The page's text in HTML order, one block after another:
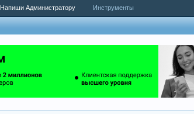
Напиши Администратору Инструменты